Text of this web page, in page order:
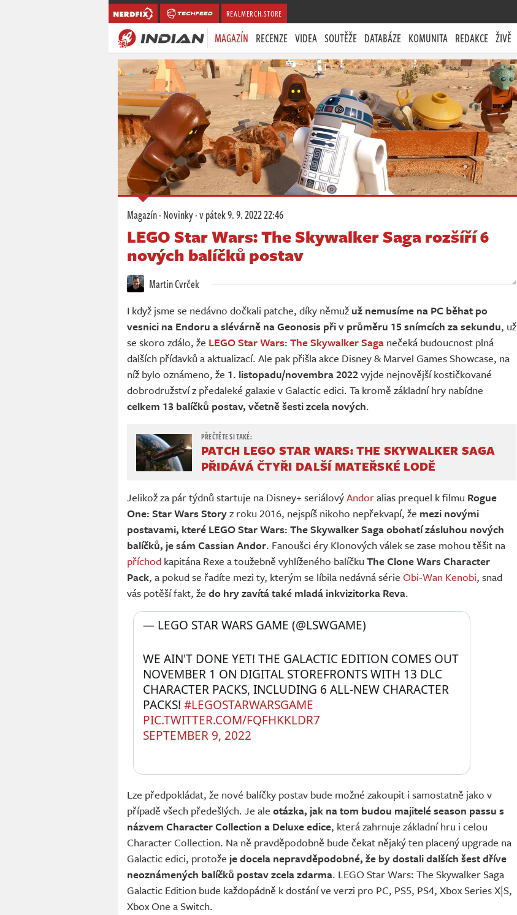
REALMERCH.STORE
MAGAZÍN RECENZE VIDEA SOUTĚŽE DATABÁZE KOMUNITA REDAKCE ŽIVĚ
Magazín·Novinky·v pátek9. 9. 2022 22:46
LEGO Star Wars: The Skywalker Saga rozšíří 6
nových balíčků postav
Martin Cvrček
I když jsme se nedávno dočkali patche, díky němuž už nemusíme na PC běhat po
vesnici na Endoru a slévárně na Geonosis při v průměru 15 snímcích za sekundu, už
se skoro zdálo, že LEGO Star Wars: The Skywalker Saga nečeká budoucnost plná
dalších přídavků a aktualizací. Ale pak přišla akce Disney & Marvel Games Showcase, na
níž bylo oznámeno, že 1. listopadu/novembra 2022vyjde nejnovější kostičkované
dobrodružství z předaleké galaxie v Galactic edici. Ta kromě základní hry nabídne
celkem 13 balíčků postav, včetně šesti zcela nových.
PATCH LEGO STAR WARS: THE SKYWALKER SAGA
PŘIDÁVÁ ČTYŘI DALŠÍ MATEŘSKÉ LODĚ
Jelikož za pár týdnů startuje na Disney+ seriálovýAndoralias prequel k filmu Rogue
One: Star Wars Storyz roku 2016, nejspíš nikoho nepřekvapí, že mezi novými
postavami, které LEGO Star Wars: The Skywalker Saga obohatí zásluhou nových
balíčků, je sám Cassian Andor. Fanoušci éry Klonových válek se zase mohou těšit na
příchod kapitána Rexe a toužebně vyhlíženého balíčku The Clone Wars Character
Pack, a pokud se řadíte mezi ty, kterým se líbila nedávná série Obi-Wan Kenobi, snad
vás potěší fakt, že do hry zavítá také mladá inkvizitorka Reva.
WE AIN'T DONE YET! THE GALACTIC EDITION COMES OUT
NOVEMBER 1 ON DIGITAL STOREFRONTS WITH 13 DLC
CHARACTER PACKS, INCLUDING 6 ALL-NEW CHARACTER
PACKS! #LEGOSTARWARSGAME
PIC.TWITTER.COM/FQFHKKLDR7
— LEGO STAR WARS GAME (@LSWGAME)
SEPTEMBER 9, 2022
Lze předpokládat, že nové balíčky postav bude možné zakoupit i samostatně jako v
případě všech předešlých. Je ale otázka, jak na tom budou majitelé season passu s
názvem Character Collection a Deluxe edice, která zahrnuje základní hru i celou
Character Collection. Na ně pravděpodobně bude čekat nějaký ten placený upgrade na
Galactic edici, protože je docela nepravděpodobné, že by dostali dalších šest dříve
neoznámených balíčků postav zcela zdarma. LEGO Star Wars: The Skywalker Saga
Galactic Edition bude každopádně k dostání ve verzi pro PC, PS5, PS4, Xbox Series X|S,
Xbox One a Switch.